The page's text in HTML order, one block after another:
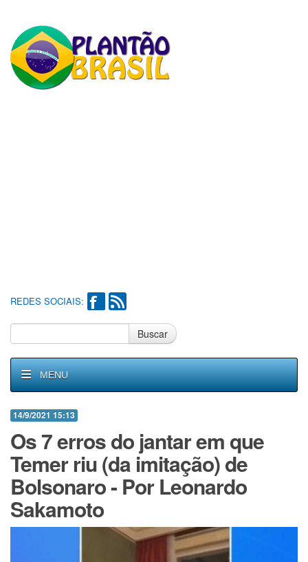
REDES SOCIAIS:
Buscar
MENU
14/9/2021 15:13
Os 7 erros do jantar em que
Temer riu (da imitação) de
Bolsonaro - Por Leonardo
Sakamoto